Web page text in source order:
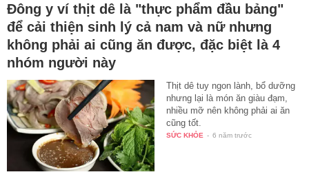
Đông y ví thịt dê là "thực phẩm đầu bảng"
để cải thiện sinh lý cả nam và nữ nhưng
không phải ai cũng ăn được, đặc biệt là 4
nhóm người này
Thịt dê tuy ngon lành, bổ dưỡng
nhưng lại là món ăn giàu đạm,
nhiều mỡ nên không phải ai ăn
cũng tốt.
SỨC KHỎE - 6 năm trước